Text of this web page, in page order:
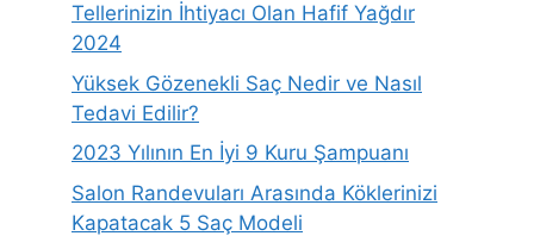
Tellerinizin İhtiyacı Olan Hafif Yağdır
2024
Yüksek Gözenekli Saç Nedir ve Nasıl
Tedavi Edilir?
2023 Yılının En İyi 9 Kuru Şampuanı
Salon Randevuları Arasında Köklerinizi
Kapatacak 5 Saç Modeli